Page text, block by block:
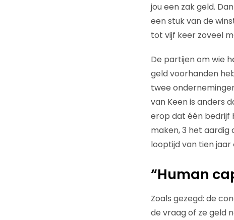
jou een zak geld.
een stuk van de
tot vijf keer zoveel
De partijen om wie
geld voorhanden
twee
van Keen is anders
erop dat één bedrijf
maken, 3 het aardig
looptijd van tien jaar
“Human
Zoals gezegd: de
de vraag of ze geld